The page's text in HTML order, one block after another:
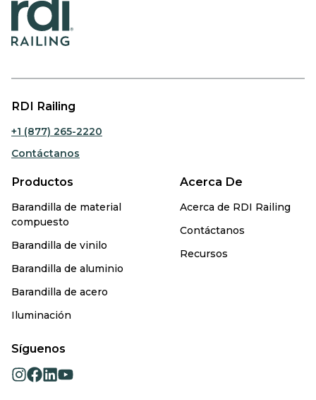
RDI Railing
+1 (877) 265-2220
Contáctanos
Productos
Barandilla de material
compuesto
Barandilla de vinilo
Barandilla de aluminio
Barandilla de acero
Iluminación
Acerca De
Acerca de RDI Railing
Contáctanos
Recursos
Síguenos
opensopens
opens
opens